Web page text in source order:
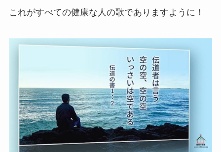
これがすべての健康な人の歌でありますように！